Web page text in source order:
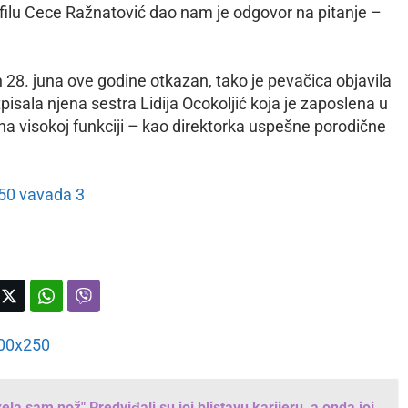
Cece Ražnatović dao nam je odgovor na pitanje –
juna ove godine otkazan, tako je pevačica objavila
njena sestra Lidija Ocokoljić koja je zaposlena u
visokoj funkciji – kao direktorka uspešne porodične